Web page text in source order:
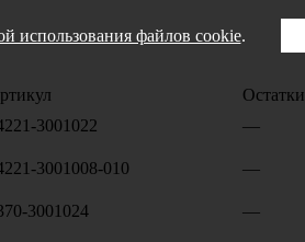
Остатки
3001022 —
3001008-010 —
3001024 —
использования файлов cookie.